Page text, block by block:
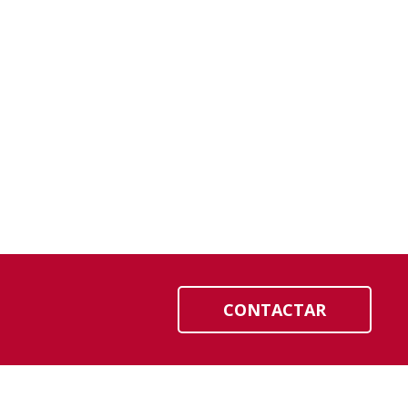
CONTACTAR